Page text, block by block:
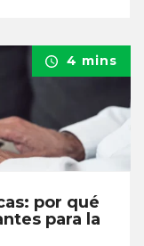
4 mins
por qué
para la